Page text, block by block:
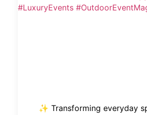
✨ Transforming everyday